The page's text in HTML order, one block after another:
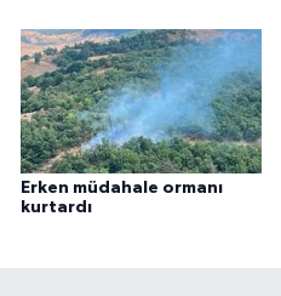
Erken müdahale ormanı
kurtardı